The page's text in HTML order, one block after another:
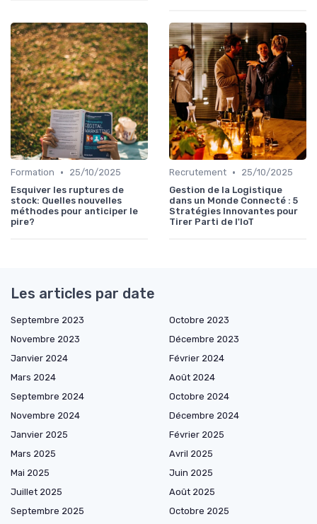
Formation •
25/10/2025
Esquiver les ruptures de
stock: Quelles nouvelles
méthodes pour anticiper le
pire?
Recrutement •
25/10/2025
Gestion de la Logistique
dans un Monde Connecté : 5
Stratégies Innovantes pour
Tirer Parti de l'IoT
Les articles par date
Septembre 2023
Octobre 2023
Novembre 2023
Décembre 2023
Janvier 2024
Février 2024
Mars 2024
Août 2024
Septembre 2024
Octobre 2024
Novembre 2024
Décembre 2024
Janvier 2025
Février 2025
Mars 2025
Avril 2025
Mai 2025
Juin 2025
Juillet 2025
Août 2025
Septembre 2025
Octobre 2025